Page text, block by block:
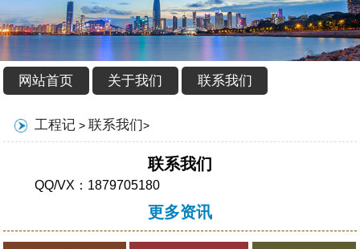
网站首页 关于我们 联系我们
工程记 >联系我们>
联系我们
QQ/VX：1879705180
更多资讯